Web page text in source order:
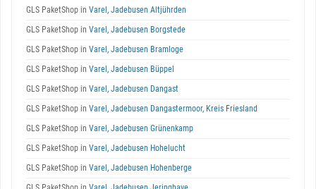
GLS PaketShop in Varel, Jadebusen Altjührden
GLS PaketShop in Varel, Jadebusen Borgstede
GLS PaketShop in Varel, Jadebusen Bramloge
GLS PaketShop in Varel, Jadebusen Büppel
GLS PaketShop in Varel, Jadebusen Dangast
GLS PaketShop in Varel, Jadebusen Dangastermoor, Kreis Friesland
GLS PaketShop in Varel, Jadebusen Grünenkamp
GLS PaketShop in Varel, Jadebusen Hohelucht
GLS PaketShop in Varel, Jadebusen Hohenberge